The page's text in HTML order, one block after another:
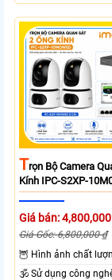
TRọn Bộ Camera
Kính IPC-S2XP-
Giá bán:
Giá Gốc: 6,800,000 ₫
🦉 Hình ảnh chất